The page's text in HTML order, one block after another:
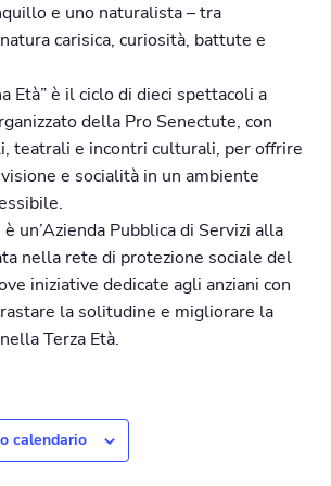
e uno naturalista – tra
carisica, curiosità, battute e
Età” è il ciclo di dieci spettacoli a
della Pro Senectute, con
teatrali e incontri culturali, per offrire
e socialità in un ambiente
un’Azienda Pubblica di Servizi alla
nella rete di protezione sociale del
iniziative dedicate agli anziani con
la solitudine e migliorare la
Terza Età.
calendario